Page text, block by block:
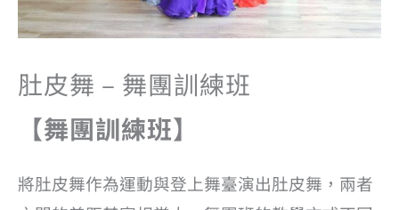
肚皮舞 – 舞團訓練班
【舞團訓練班】
將肚皮舞作為運動與登上舞臺演出肚皮舞，兩者